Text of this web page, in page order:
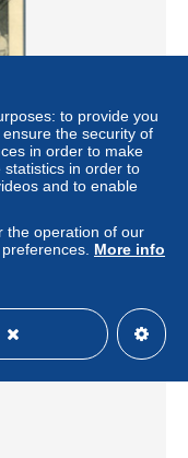
la lazio leva le tende
Private individual
to provide you
the security of
in order to make
in order to
and to enable
the operation of our
More info